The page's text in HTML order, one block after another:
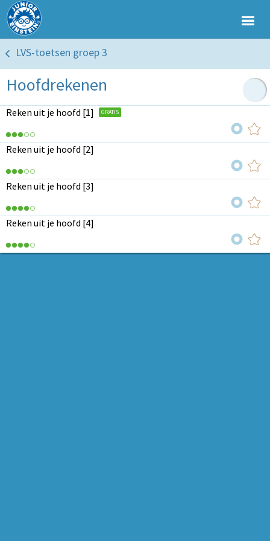
LVS-toetsen groep 3
Hoofdrekenen
Reken uit je hoofd [1] GRATIS
Reken uit je hoofd [2]
Reken uit je hoofd [3]
Reken uit je hoofd [4]